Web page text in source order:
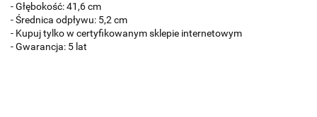
- Głębokość: 41,6 cm
- Średnica odpływu: 5,2 cm
- Kupuj tylko w certyfikowanym sklepie internetowym
- Gwarancja: 5 lat